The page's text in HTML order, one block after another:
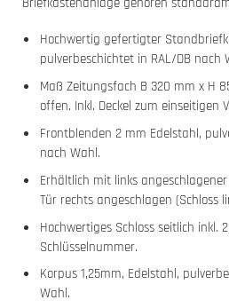
Hochwertig gefertigter
pulverbeschichtet in RAL/DB nach
Maß Zeitungsfach B 320 mm x H
offen. Inkl. Deckel zum einseitigen
Frontblenden 2 mm Edelstahl,
nach Wahl.
Erhältlich mit links
Tür rechts angeschlagen (Schloss
Hochwertiges Schloss seitlich inkl.
Schlüsselnummer.
Korpus 1,25mm, Edelstahl,
Wahl.